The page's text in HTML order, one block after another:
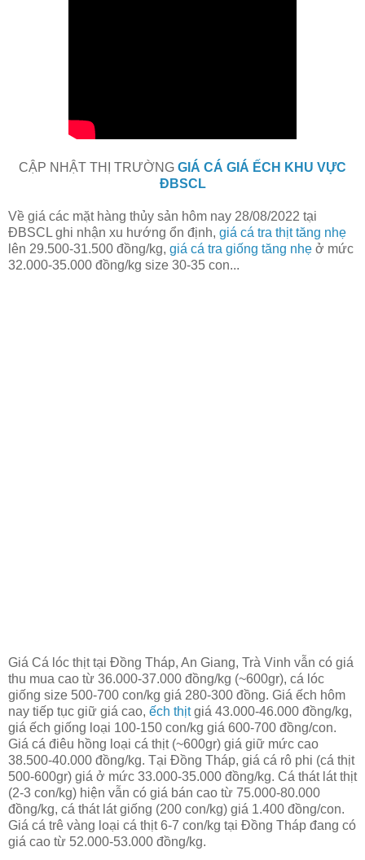
CẬP NHẬT THỊ TRƯỜNG GIÁ CÁ GIÁ ẾCH KHU VỰC
ĐBSCL
Về giá các mặt hàng thủy sản hôm nay 28/08/2022 tại
ĐBSCL ghi nhận xu hướng ổn định, giá cá tra thịt tăng nhẹ
lên 29.500-31.500 đồng/kg, giá cá tra giống tăng nhẹ ở mức
32.000-35.000 đồng/kg size 30-35 con...
Giá Cá lóc thịt tại Đồng Tháp, An Giang, Trà Vinh vẫn có giá
thu mua cao từ 36.000-37.000 đồng/kg (~600gr), cá lóc
giống size 500-700 con/kg giá 280-300 đồng. Giá ếch hôm
nay tiếp tục giữ giá cao, ếch thịtgiá 43.000-46.000 đồng/kg,
giá ếch giống loại 100-150 con/kg giá 600-700 đồng/con.
Giá cá điêu hồng loại cá thịt (~600gr) giá giữ mức cao
38.500-40.000 đồng/kg. Tại Đồng Tháp, giá cá rô phi (cá thịt
500-600gr) giá ở mức 33.000-35.000 đồng/kg. Cá thát lát thịt
(2-3 con/kg) hiện vẫn có giá bán cao từ 75.000-80.000
đồng/kg, cá thát lát giống (200 con/kg) giá 1.400 đồng/con.
Giá cá trê vàng loại cá thịt 6-7 con/kg tại Đồng Tháp đang có
giá cao từ 52.000-53.000 đồng/kg.